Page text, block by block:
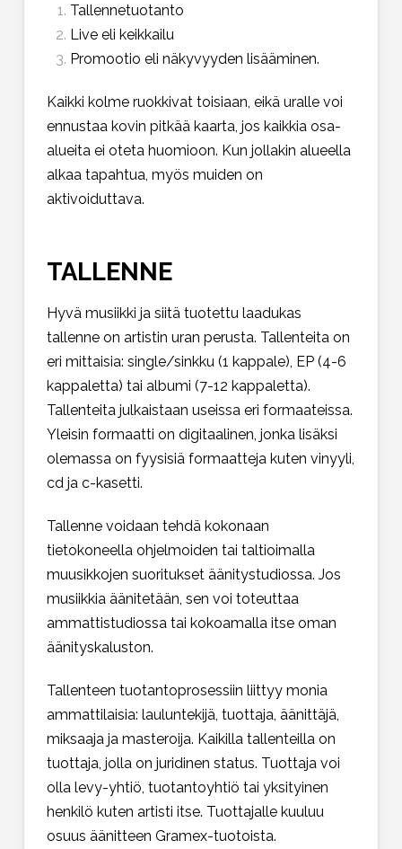
Tallennetuotanto
Live eli keikkailu
Promootio eli näkyvyyden lisääminen.
Kaikki kolme ruokkivat toisiaan, eikä uralle voi
ennustaa kovin pitkää kaarta, jos kaikkia osa-
alueita ei oteta huomioon. Kun jollakin alueella
alkaa tapahtua, myös muiden on
aktivoiduttava.
TALLENNE
Hyvä musiikki ja siitä tuotettu laadukas
tallenne on artistin uran perusta. Tallenteita on
eri mittaisia: single/sinkku (1 kappale), EP (4-6
kappaletta) tai albumi (7-12 kappaletta).
Tallenteita julkaistaan useissa eri formaateissa.
Yleisin formaatti on digitaalinen, jonka lisäksi
olemassa on fyysisiä formaatteja kuten vinyyli,
cd ja c-kasetti.
Tallenne voidaan tehdä kokonaan
tietokoneella ohjelmoiden tai taltioimalla
muusikkojen suoritukset äänitystudiossa. Jos
musiikkia äänitetään, sen voi toteuttaa
ammattistudiossa tai kokoamalla itse oman
äänityskaluston.
Tallenteen tuotantoprosessiin liittyy monia
ammattilaisia: lauluntekijä, tuottaja, äänittäjä,
miksaaja ja masteroija. Kaikilla tallenteilla on
tuottaja, jolla on juridinen status. Tuottaja voi
olla levy-yhtiö, tuotantoyhtiö tai yksityinen
henkilö kuten artisti itse. Tuottajalle kuuluu
osuus äänitteen Gramex-tuotoista.